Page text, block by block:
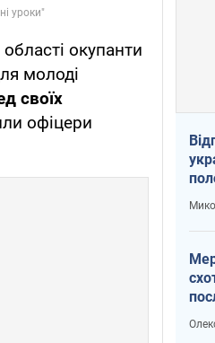
окупанти
молоді
своїх
офіцери